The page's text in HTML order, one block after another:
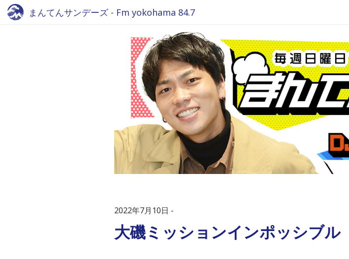
まんてんサンデーズ - Fm yokohama 84.7
2022年7月10日
大磯ミッションインポッシブル